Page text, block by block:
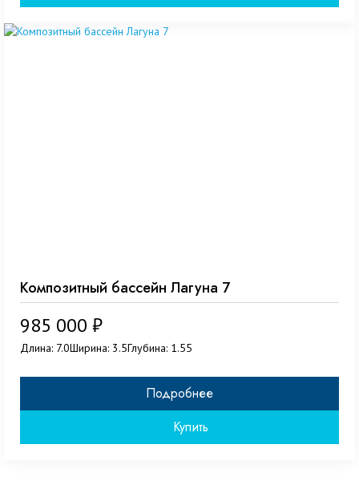
Композитный бассейн Лагуна 7
985 000 ₽
Длина: 7.0Ширина: 3.5Глубина: 1.55
Подробнее
Купить